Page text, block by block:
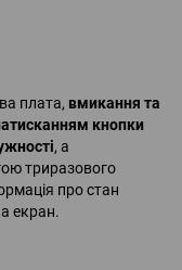
плата, вмикання та
кнопки
, а
триразового
про стан
екран.